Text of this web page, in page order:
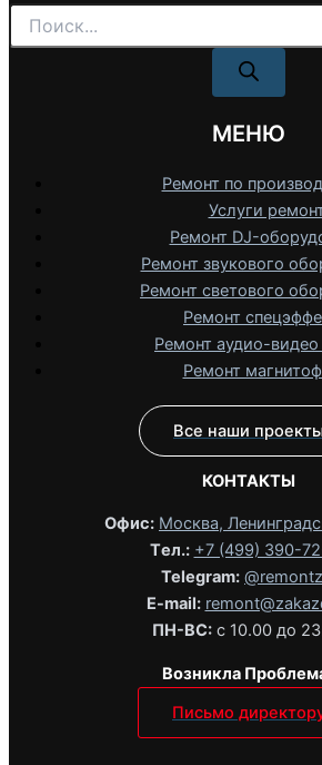
Поиск
товаров
МЕНЮ
Ремонт по
Услуги
Ремонт DJ-
Ремонт звукового
Ремонт светового
Ремонт
Ремонт аудио-видео
Ремонт
Все наши
КОНТАКТЫ
Офис: Москва,
Tел.: +7 (499) 390-
Telegram:
E-mail:
ПН-ВС: с 10.00 до
Возникла
Письмо